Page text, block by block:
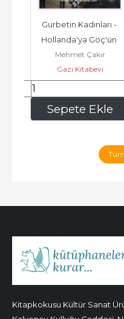
Sepete Ekle
Gurbetin Kadınları -
Hollanda'ya Göç'ün
60. Yılında 60 Kadın'ın
Gurbet...
Mehmet Çakır
Gazi Kitabevi
255,00
Kitapkokusu Kültür Sanat